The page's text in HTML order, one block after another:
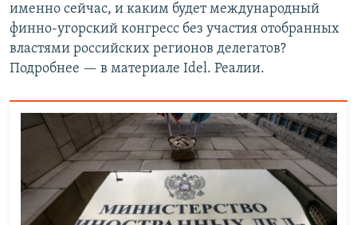
именно сейчас, и каким будет международный
финно-угорский конгресс без участия отобранных
властями российских регионов делегатов?
Подробнее — в материале Idel. Реалии.